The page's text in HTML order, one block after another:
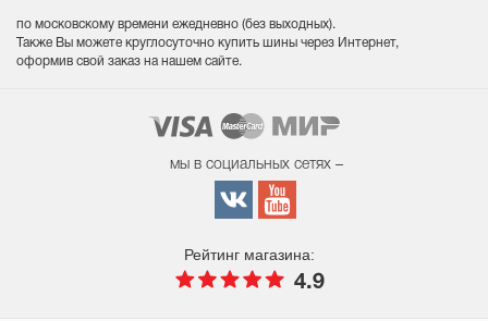
по московскому времени ежедневно (без выходных).
Также Вы можете круглосуточно купить шины через Интернет,
оформив свой заказ на нашем сайте.
мы в социальных сетях –
Рейтинг магазина:
4.9